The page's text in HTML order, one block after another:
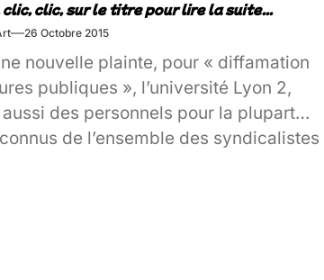
26 Octobre 2015
nouvelle plainte, pour « diffamation
publiques », l’université Lyon 2,
des personnels pour la plupart
de l’ensemble des syndicalistes